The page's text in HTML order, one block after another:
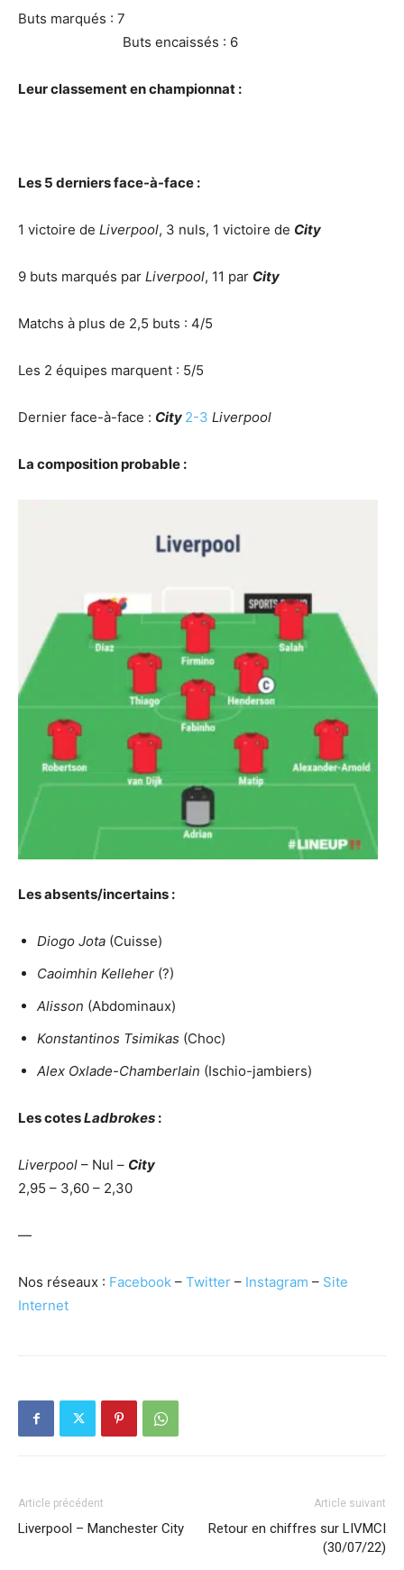
Buts marqués : 7
Buts encaissés : 6
Leur classement en championnat :
Les 5 derniers face-à-face :
1 victoire de Liverpool, 3 nuls, 1 victoire de City
9 buts marqués par Liverpool, 11 par City
Matchs à plus de 2,5 buts : 4/5
Les 2 équipes marquent : 5/5
Dernier face-à-face : City 2-3 Liverpool
La composition probable :
Les absents/incertains :
Diogo Jota (Cuisse)
Caoimhin Kelleher (?)
Alisson (Abdominaux)
Konstantinos Tsimikas (Choc)
Alex Oxlade-Chamberlain (Ischio-jambiers)
Les cotesLadbrokes :
Liverpool – Nul – City
2,95 – 3,60 – 2,30
—
Nos réseaux : Facebook – Twitter – Instagram – Site
Internet
Article précédent
Liverpool – Manchester City
Article suivant
Retour en chiffres sur LIVMCI
(30/07/22)